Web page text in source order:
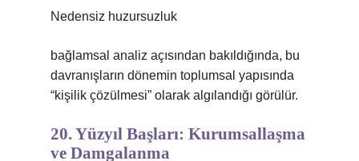
Nedensiz huzursuzluk
bağlamsal analiz açısından bakıldığında, bu
davranışların dönemin toplumsal yapısında
“kişilik çözülmesi” olarak algılandığı görülür.
20. Yüzyıl Başları: Kurumsallaşma
ve Damgalanma